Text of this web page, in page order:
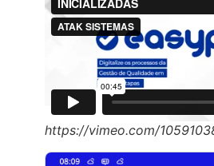
https://vimeo.com/